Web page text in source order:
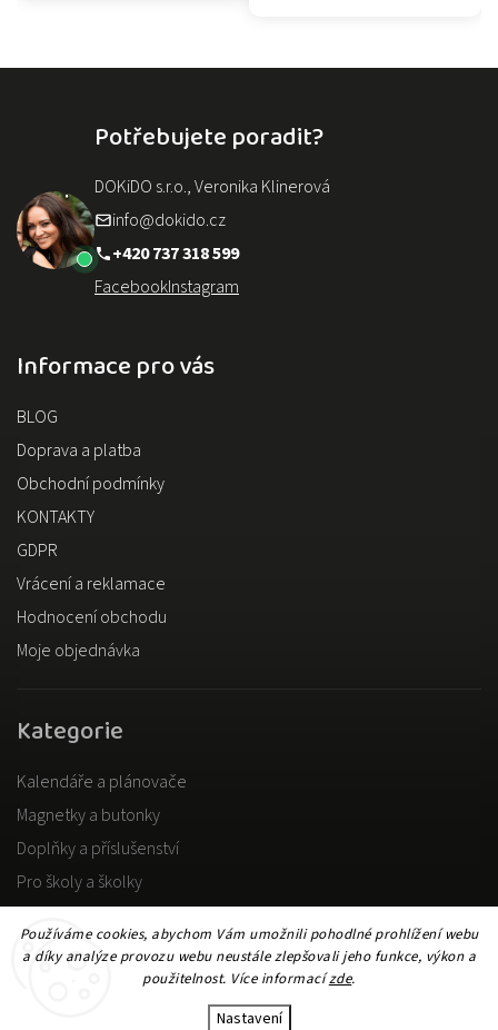
Používáme cookies, abychom Vám umožnili pohodlné prohlížení webu
a díky analýze provozu webu neustále zlepšovali jeho funkce, výkon a
použitelnost. Více informacízde.
Nastavení
Kategorie
Kalendáře a plánovače
Magnetky a butonky
Doplňky a příslušenství
Pro školy a školky
Informace pro vás
BLOG
Doprava a platba
Obchodní podmínky
KONTAKTY
GDPR
Vrácení a reklamace
Hodnocení obchodu
Moje objednávka
Potřebujete poradit?
DOKiDO s.r.o., Veronika Klinerová
info@dokido.cz
+420 737 318 599
FacebookInstagram
Copyright 2026DOKiDO. Všechna práva vyhrazena.
Upravit nastavení cookies